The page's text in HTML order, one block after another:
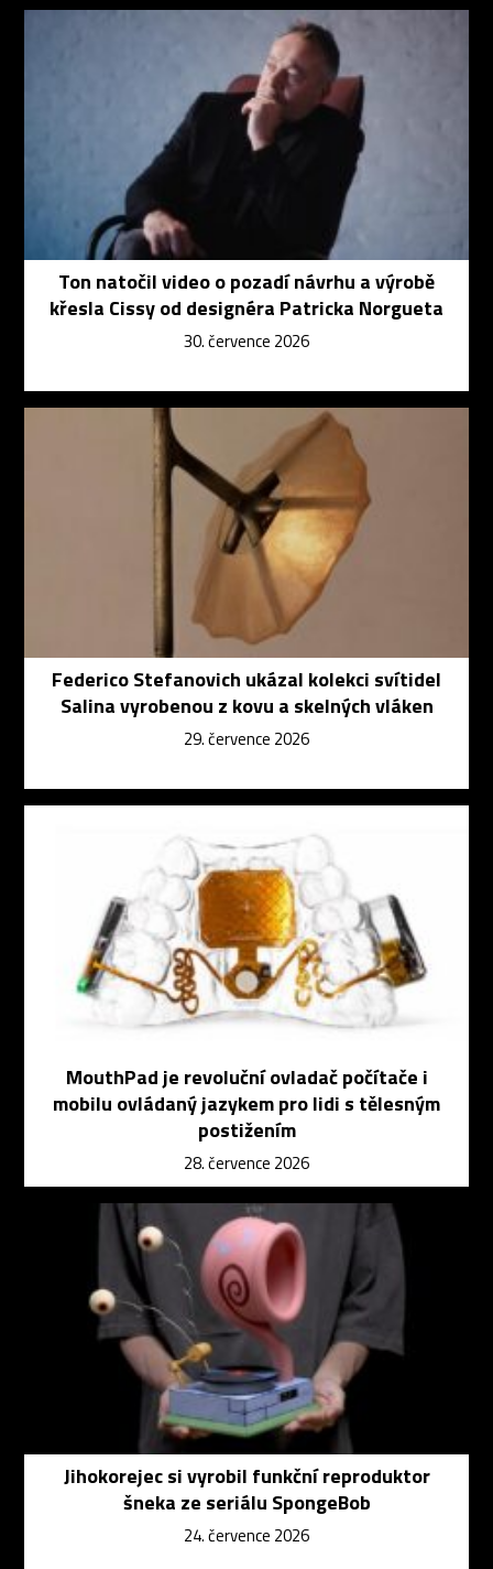
Ton natočil video o pozadí návrhu a výrobě
křesla Cissy od designéra Patricka Norgueta
30. července 2026
Federico Stefanovich ukázal kolekci svítidel
Salina vyrobenou z kovu a skelných vláken
29. července 2026
MouthPad je revoluční ovladač počítače i
mobilu ovládaný jazykem pro lidi s tělesným
postižením
28. července 2026
Jihokorejec si vyrobil funkční reproduktor
šneka ze seriálu SpongeBob
24. července 2026